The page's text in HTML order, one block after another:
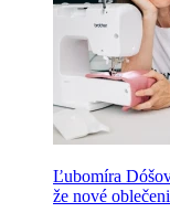
Ľubomíra
že nové